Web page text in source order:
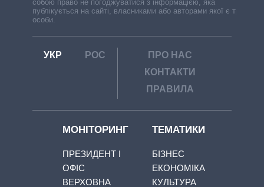
собою право не погоджуватися з інформацією, яка
публікується на сайті, власниками або авторами якої є треті
особи.
УКР РОС
ПРО НАС
КОНТАКТИ
ПРАВИЛА
МОНІТОРИНГ
ПРЕЗИДЕНТ І
ОФІС
ВЕРХОВНА
ТЕМАТИКИ
БІЗНЕС
ЕКОНОМІКА
КУЛЬТУРА